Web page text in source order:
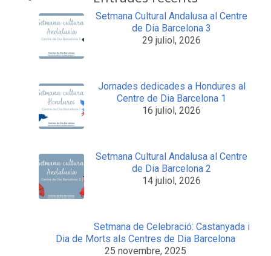
Setmana Cultural Andalusa al Centre
de Dia Barcelona 3
29 juliol, 2026
Jornades dedicades a Hondures al
Centre de Dia Barcelona 1
16 juliol, 2026
Setmana Cultural Andalusa al Centre
de Dia Barcelona 2
14 juliol, 2026
Setmana de Celebració: Castanyada i
Dia de Morts als Centres de Dia Barcelona
25 novembre, 2025